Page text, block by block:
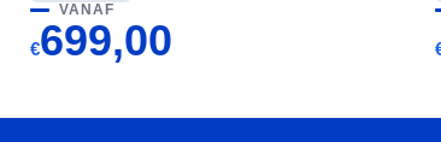
VANAF
€699,00